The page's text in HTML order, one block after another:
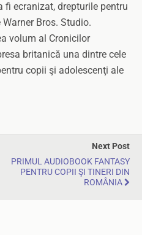
fi ecranizat, drepturile pentru
Bros. Studio.
volum al Cronicilor
britanică una dintre cele
copii şi adolescenţi ale
Next Post
PRIMUL AUDIOBOOK FANTASY
PENTRU COPII ŞI TINERI DIN
ROMÂNIA